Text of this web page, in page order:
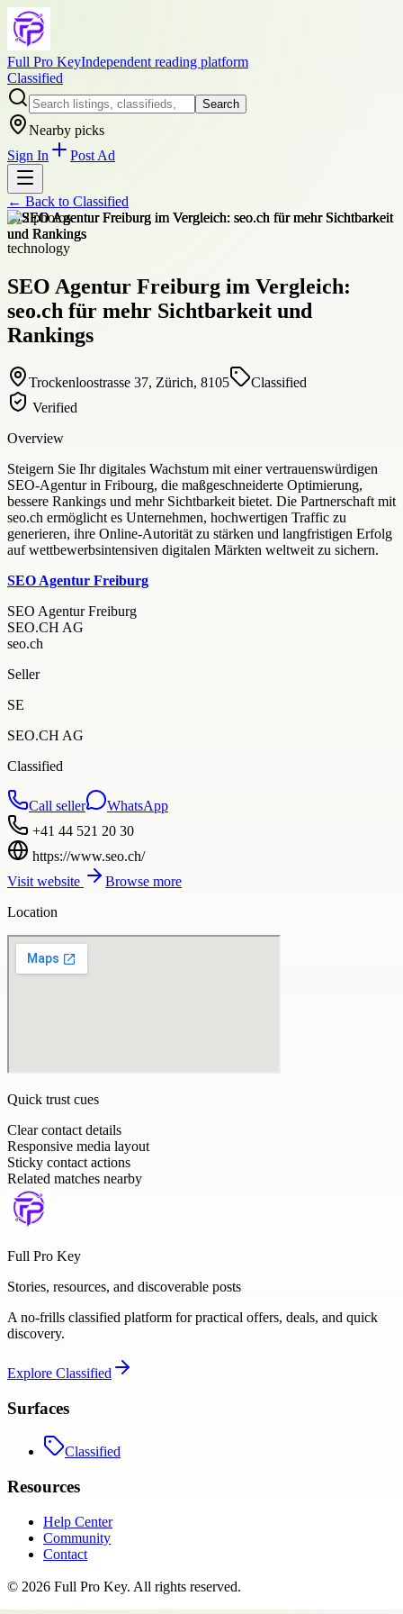
Full Pro KeyIndependent reading platform
Classified
Search
Nearby picks
Sign In
Post Ad
← Back to Classified
+12photos
technology
SEO Agentur Freiburg im Vergleich:
seo.ch für mehr Sichtbarkeit und
Rankings
Trockenloostrasse 37, Zürich, 8105
Classified
Verified
Overview
Steigern Sie Ihr digitales Wachstum mit einer vertrauenswürdigen
SEO-Agentur in Fribourg, die maßgeschneiderte Optimierung,
bessere Rankings und mehr Sichtbarkeit bietet. Die Partnerschaft mit
seo.ch ermöglicht es Unternehmen, hochwertigen Traffic zu
generieren, ihre Online-Autorität zu stärken und langfristigen Erfolg
auf wettbewerbsintensiven digitalen Märkten weltweit zu sichern.
SEO Agentur Freiburg
SEO Agentur Freiburg
SEO.CH AG
seo.ch
Seller
SE
SEO.CH AG
Classified
Call seller
WhatsApp
+41 44 521 20 30
https://www.seo.ch/
Visit website
Browse more
Location
Quick trust cues
Clear contact details
Responsive media layout
Sticky contact actions
Related matches nearby
Full Pro Key
Stories, resources, and discoverable posts
A no-frills classified platform for practical offers, deals, and quick
discovery.
Explore Classified
Surfaces
Classified
Resources
Help Center
Community
Contact
© 2026 Full Pro Key. All rights reserved.